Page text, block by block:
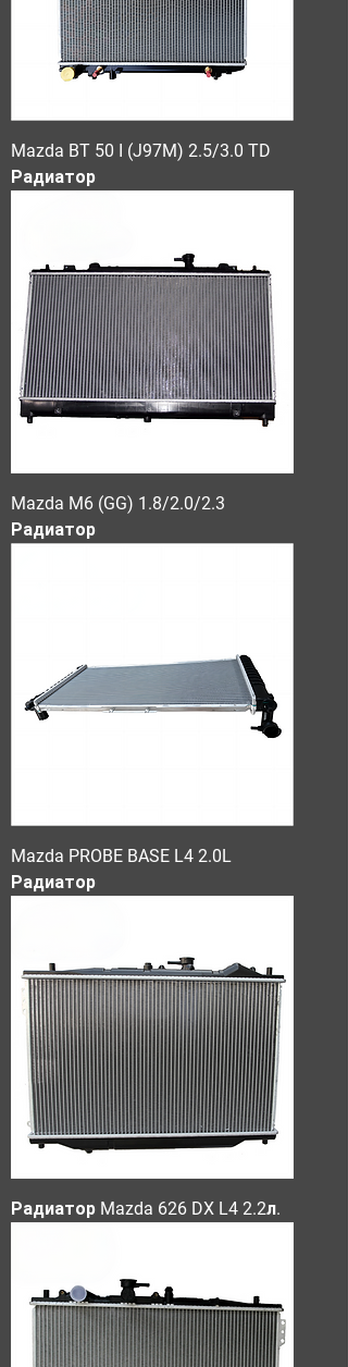
Mazda BT 50 I (J97M) 2.5/3.0 TD
Радиатор
Mazda M6 (GG) 1.8/2.0/2.3
Радиатор
Mazda PROBE BASE L4 2.0L
Радиатор
Радиатор Mazda 626 DX L4 2.2л.